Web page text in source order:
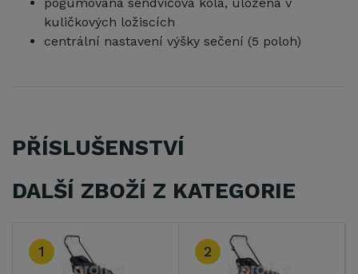
kuličkových ložiscích
centrální nastavení výšky sečení (5 poloh)
PŘÍSLUŠENSTVÍ
DALŠÍ ZBOŽÍ Z KATEGORIE